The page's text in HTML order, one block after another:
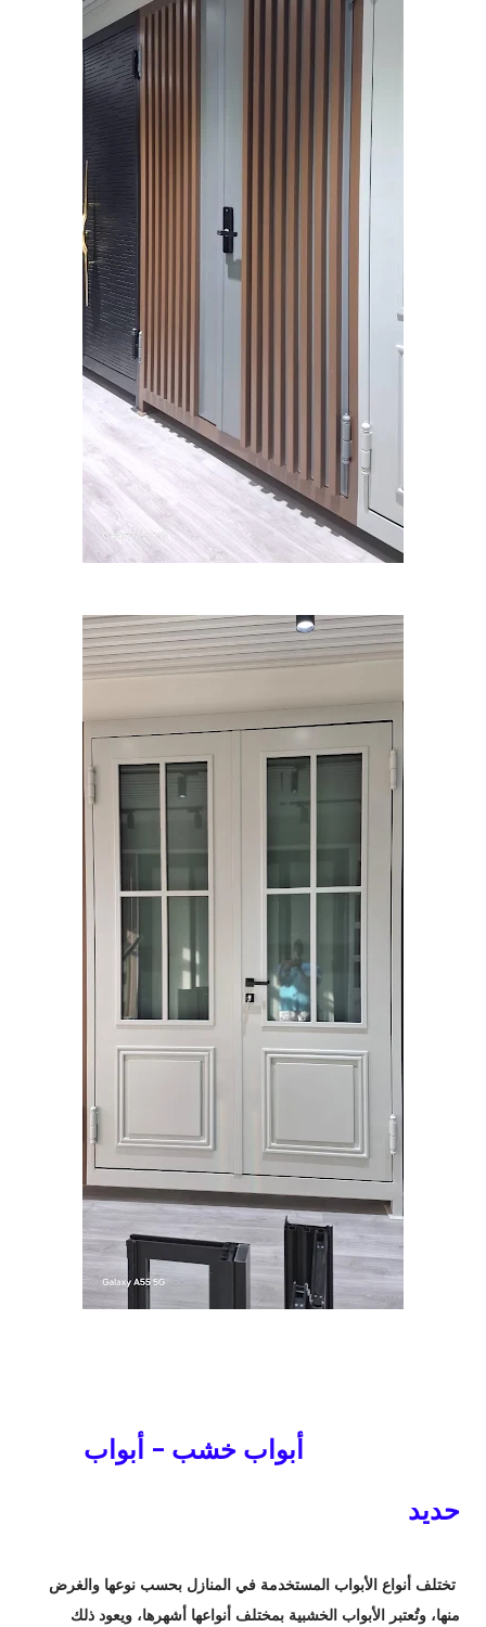
أبواب خشب - أبواب
حديد
تختلف أنواع الأبواب المستخدمة في المنازل بحسب نوعها والغرض
منها، وتُعتبر الأبواب الخشبية بمختلف أنواعها أشهرها، ويعود ذلك